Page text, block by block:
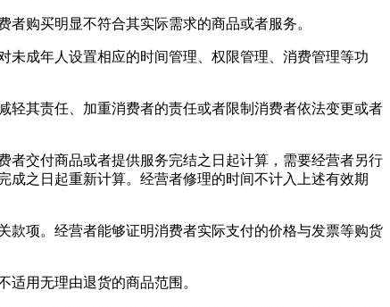
购买明显不符合其实际需求的商品或者服务。
成年人设置相应的时间管理、权限管理、消费管理等功
其责任、加重消费者的责任或者限制消费者依法变更或者
交付商品或者提供服务完结之日起计算，需要经营者另行
之日起重新计算。经营者修理的时间不计入上述有效期
款项。经营者能够证明消费者实际支付的价格与发票等购货
用无理由退货的商品范围。